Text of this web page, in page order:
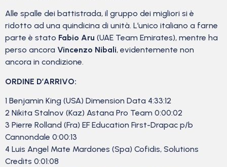
Alle spalle dei battistrada, il gruppo dei migliori si è
ridotto ad una quindicina di unità. L’unico italiano a farne
parte è stato Fabio Aru (UAE Team Emirates), mentre ha
perso ancora Vincenzo Nibali, evidentemente non
ancora in condizione.
ORDINE D’ARRIVO:
1 Benjamin King (USA) Dimension Data 4:33:12
2 Nikita Stalnov (Kaz) Astana Pro Team 0:00:02
3 Pierre Rolland (Fra) EF Education First-Drapac p/b
Cannondale 0:00:13
4 Luis Angel Mate Mardones (Spa) Cofidis, Solutions
Credits 0:01:08